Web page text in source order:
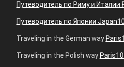
Путеводитель по Риму и Италии
Путеводитель по Японии
Traveling in the German way
Traveling in the Polish way